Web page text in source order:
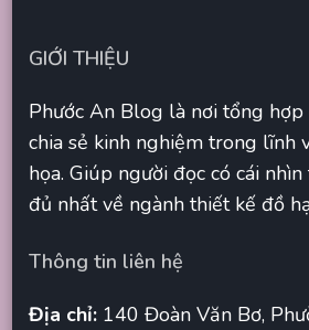
GIỚI THIỆU
Phước An Blog là nơi tổng hợp
chia sẻ kinh nghiệm trong lĩnh
họa. Giúp người đọc có cái
đủ nhất về ngành thiết kế đồ
Thông tin liên hệ
Địa chỉ: 140 Đoàn Văn Bơ,